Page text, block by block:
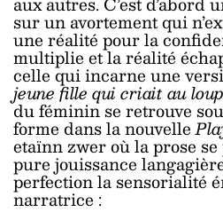
sur un avortement qui
une réalité pour la
multiplie et la réalité
celle qui incarne une
jeune fille qui criait au loup
du féminin se retrouve
forme dans la nouvelle
etaïnn zwer où la prose
pure jouissance
perfection la sensorialité
narratrice :